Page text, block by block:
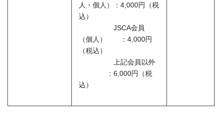
人・個人）：4,000円（税
込）
JSCA会員
（個人） ：4,000円
（税込）
上記会員以外
：6,000円（税
込）